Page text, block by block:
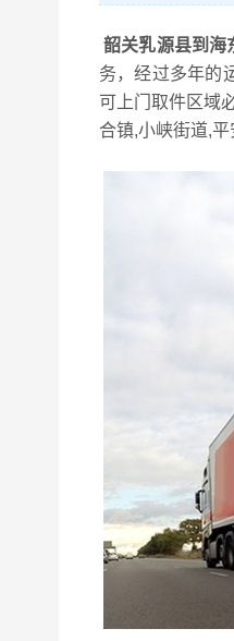
韶关乳源县到海
务，经过多年的
可上门取件区域
合镇,小峡街道,平